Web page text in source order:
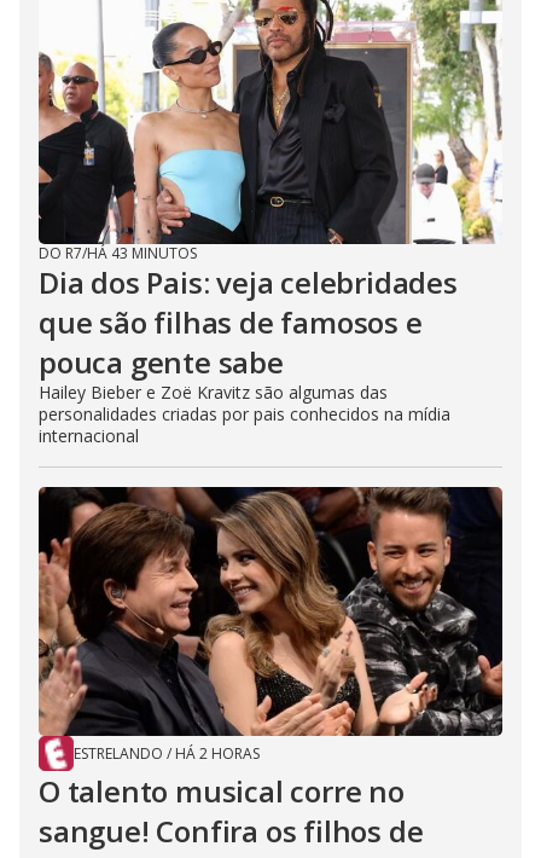
DO R7/HÁ 43 MINUTOS
Dia dos Pais: veja celebridades
que são filhas de famosos e
pouca gente sabe
Hailey Bieber e Zoë Kravitz são algumas das
personalidades criadas por pais conhecidos na mídia
internacional
ESTRELANDO / HÁ 2 HORAS
O talento musical corre no
sangue! Confira os filhos de